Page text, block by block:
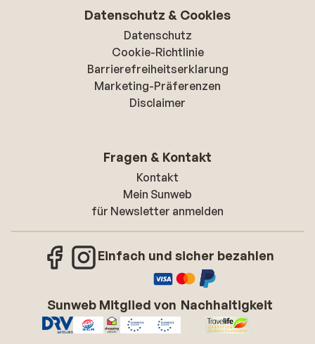
Datenschutz & Cookies
Datenschutz
Cookie-Richtlinie
Barrierefreiheitserklarung
Marketing-Präferenzen
Disclaimer
Fragen & Kontakt
Kontakt
Mein Sunweb
für Newsletter anmelden
Einfach und sicher bezahlen
Sunweb Mitglied von Nachhaltigkeit